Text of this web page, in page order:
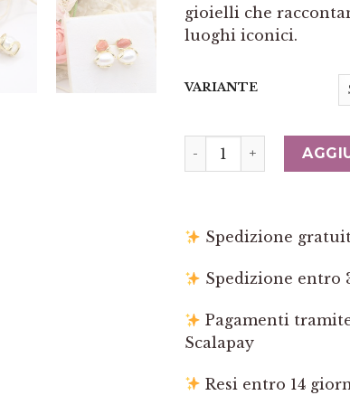
gioielli che
luoghi iconici.
VARIANTE
Orecchini sassi in
Spedizione
Spedizione
Pagamenti
Scalapay
Resi entro 14